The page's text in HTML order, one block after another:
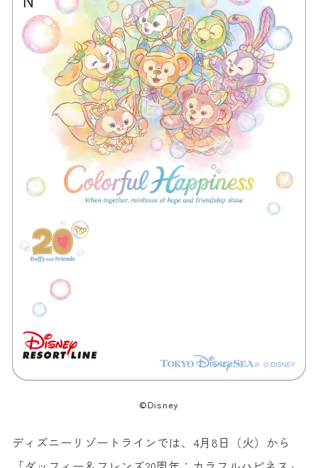
©Disney
ディズニーリゾートラインでは、4月8日（火）から